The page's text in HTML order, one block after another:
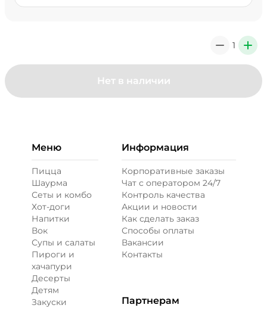
1 +
Нет в наличии
Меню
Пицца
Шаурма
Сеты и комбо
Хот-доги
Напитки
Вок
Супы и салаты
Пироги и
хачапури
Десерты
Детям
Закуски
Информация
Корпоративные заказы
Чат с оператором 24/7
Контроль качества
Акции и новости
Как сделать заказ
Способы оплаты
Вакансии
Контакты
Партнерам